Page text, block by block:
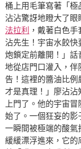
桶上用毛筆寫著「
沾沾驚訝地瞪大了
法拉利 ，戴著白色
沾先生！宇宙水餃
炮鎖定前離開！」
地從店門口灌入，
告！這裡的醬油比例
才是真理！」廖沾
上門了。他的宇宙
始了。一個狂妄的
一瞬間被極端的酸
緩緩漂浮進來，它